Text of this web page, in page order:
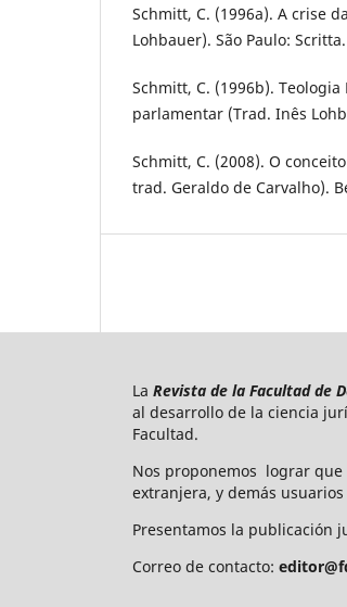
Schmitt, C. (1996a). A crise
Lohbauer). São Paulo: Scritta.
Schmitt, C. (1996b).
parlamentar (Trad. Inês
Schmitt, C. (2008). O
trad. Geraldo de Carvalho).
La Revista de la Facultad de
al desarrollo de la ciencia
Facultad.
Nos proponemos lograr
extranjera, y demás
Presentamos la publicación
Correo de contacto: